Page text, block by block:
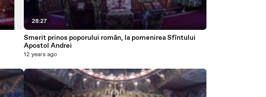
28:27
Smerit prinos poporului român, la pomenirea Sfîntului
Apostol Andrei
12 years ago